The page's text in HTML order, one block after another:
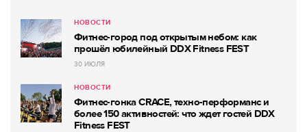
НОВОСТИ
Фитнес-город под открытым небом: как
прошёл юбилейный DDX Fitness FEST
30 ИЮЛЯ
НОВОСТИ
Фитнес-гонка CRACE, техно-перформанс и
более 150 активностей: что ждет гостей DDX
Fitness FEST